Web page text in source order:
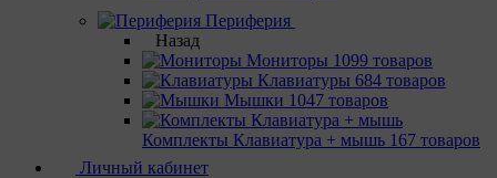
Периферия
Назад
Мониторы 1099 товаров
Клавиатуры 684 товаров
Мышки 1047 товаров
Комплекты Клавиатура + мышь 167 товаров
Личный кабинет